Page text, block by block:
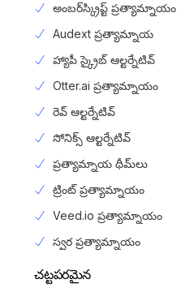
అంబర్‌స్క్రిప్ట్ ప్రత్యామ్నాయం
Audext ప్రత్యామ్నాయ
హ్యాపీ స్క్రైబ్ ఆల్టర్నేటివ్
Otter.ai ప్రత్యామ్నాయం
రెవ్ ఆల్టర్నేటివ్
సోనిక్స్ ఆల్టర్నేటివ్
ప్రత్యామ్నాయ థీమ్‌లు
ట్రింట్ ప్రత్యామ్నాయం
Veed.io ప్రత్యామ్నాయం
స్వర ప్రత్యామ్నాయం
చట్టపరమైన